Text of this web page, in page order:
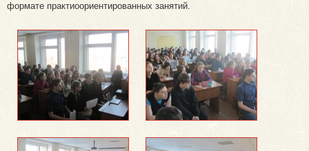
формате практиоориентированных занятий.